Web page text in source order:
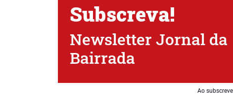
Subscreva!
Newsletter Jornal da
Bairrada
Ao